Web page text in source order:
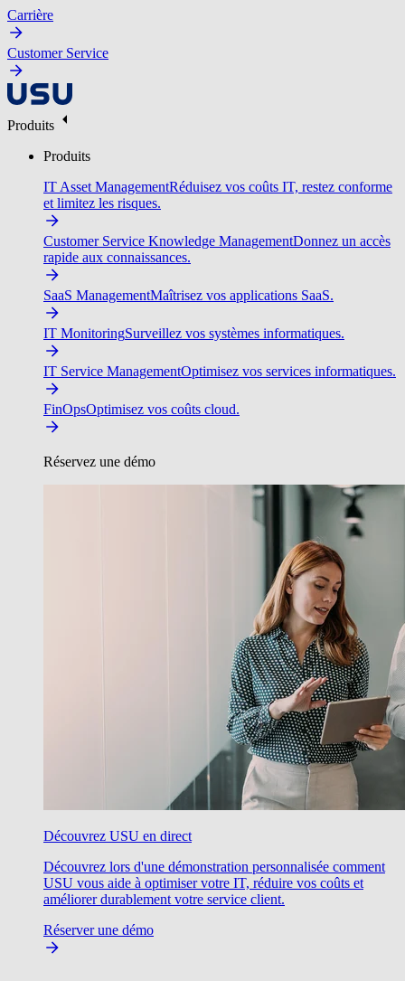
Carrière
Customer Service
Produits
Produits
IT Asset ManagementRéduisez vos coûts IT, restez conforme
et limitez les risques.
Customer Service Knowledge ManagementDonnez un accès
rapide aux connaissances.
SaaS ManagementMaîtrisez vos applications SaaS.
IT MonitoringSurveillez vos systèmes informatiques.
IT Service ManagementOptimisez vos services informatiques.
FinOpsOptimisez vos coûts cloud.
Réservez une démo
Découvrez USU en direct
Découvrez lors d'une démonstration personnalisée comment
USU vous aide à optimiser votre IT, réduire vos coûts et
améliorer durablement votre service client.
Réserver une démo